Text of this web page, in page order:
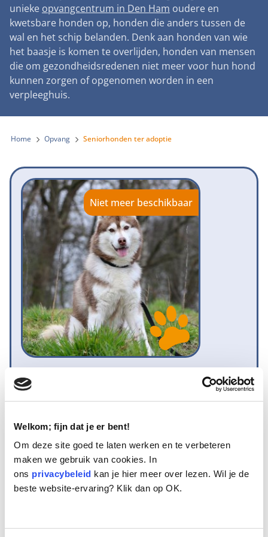
Welkom; fijn dat je er bent!
Om deze site goed te laten werken en te verbeteren
maken we gebruik van cookies. In
ons privacybeleid kan je hier meer over lezen. Wil je de
beste website-ervaring? Klik dan op OK.
Landelijke registratie bijtincidenten
Verantwoord fokbeleid
Landelijk vuurwerkverbod
Verplichte pre-aanschaf cursus
Gemeentelijk meldpunt bijtincidenten
Bescherming tegen grasaren
Lezingen
Symposium Gemeentelijk Dierenbeleid
Teken onze petitie
Steun als bedrijf
Adopteer een seniorhond
Sponsor een seniorhond
Steun als vrijwilliger
Honden voor Honden Loop
Vraag een donatiebox aan
Wat wij doen
Onze organisatie
Samenwerking
Jaarverslag
Vacatures
Donateursmagazine Hond
Onze successen voor honden
Contactgegevens
Pers
Nieuws
Nieuwsbrief
Incassodata
Zoeken
unieke opvangcentrum in Den Ham oudere en
kwetsbare honden op, honden die anders tussen de
wal en het schip belanden. Denk aan honden van wie
het baasje is komen te overlijden, honden van mensen
die om gezondheidsredenen niet meer voor hun hond
kunnen zorgen of opgenomen worden in een
verpleeghuis.
Home Opvang Seniorhonden ter adoptie
Niet meer beschikbaar
Naam:
Leeftijd:
Ras/type: Husky
Reden opvang: Past niet meer in gezin
Hoeveel dagen te gast geweest: 7 dagen
Knappe Keenay. Onze meest recente aanwinst is deze